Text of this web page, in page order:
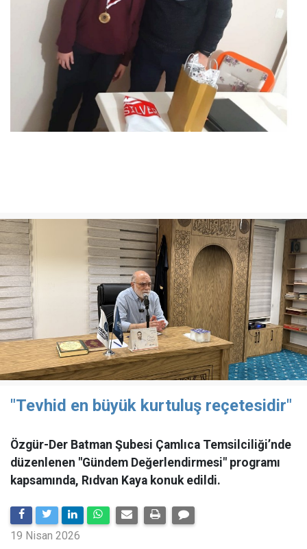
"Tevhid en büyük kurtuluş reçetesidir"
Özgür-Der Batman Şubesi Çamlıca Temsilciliği’nde
düzenlenen "Gündem Değerlendirmesi" programı
kapsamında, Rıdvan Kaya konuk edildi.
19 Nisan 2026